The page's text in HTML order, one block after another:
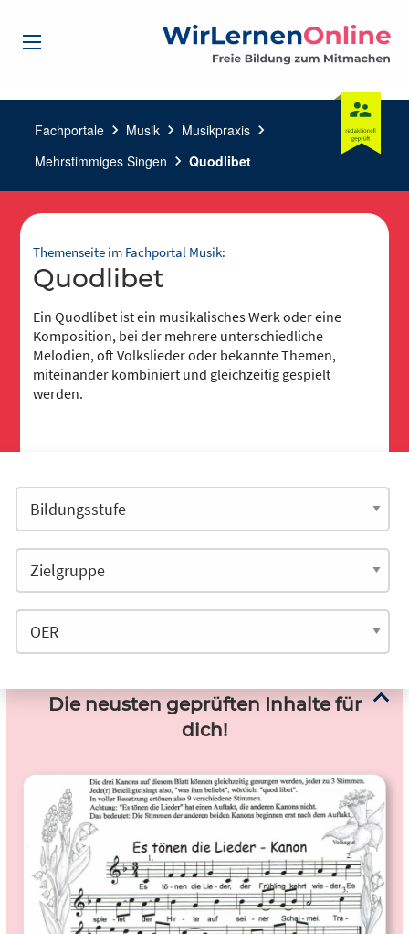
Fachportale chevron_right Musik chevron_right Musikpraxis chevron_right
Mehrstimmiges Singen chevron_right Quodlibet
Themenseite im Fachportal Musik:
Quodlibet
Ein Quodlibet ist ein musikalisches Werk oder eine
Komposition, bei der mehrere unterschiedliche
Melodien, oft Volkslieder oder bekannte Themen,
miteinander kombiniert und gleichzeitig gespielt
werden.
Die neusten geprüften Inhalte für
dich!